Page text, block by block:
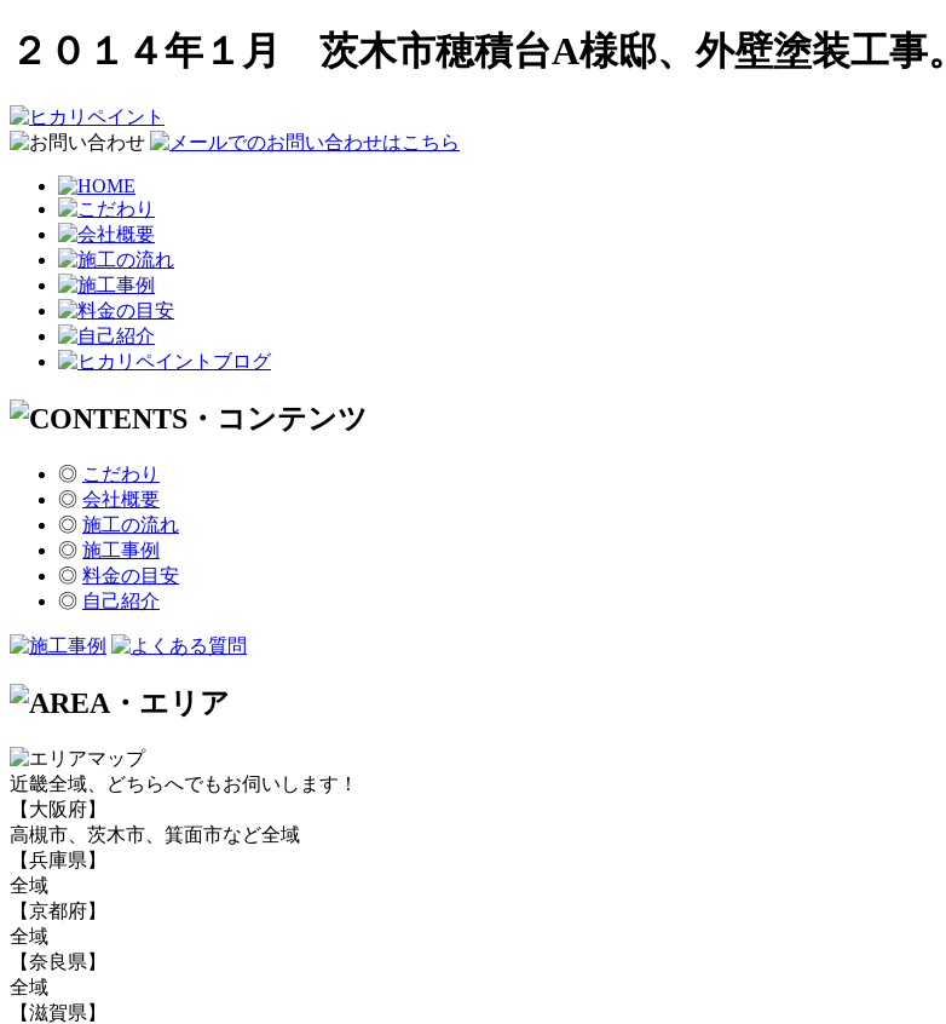
２０１４年１月 茨木市穂積台A様邸、外壁塗装工事。
◎ こだわり
◎ 会社概要
◎ 施工の流れ
◎ 施工事例
◎ 料金の目安
◎ 自己紹介
近畿全域、どちらへでもお伺いします！
【大阪府】
高槻市、茨木市、箕面市など全域
【兵庫県】
全域
【京都府】
全域
【奈良県】
全域
【滋賀県】